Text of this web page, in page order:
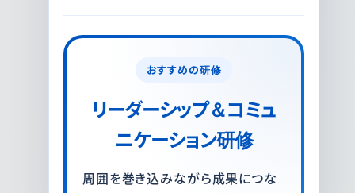
おすすめの研修
リーダーシップ＆コミュ
ニケーション研修
周囲を巻き込みながら成果につな